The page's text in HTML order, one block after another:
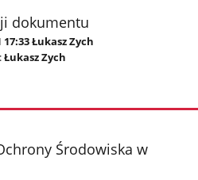
dokumentu
17:33 Łukasz Zych
Łukasz Zych
Środowiska w